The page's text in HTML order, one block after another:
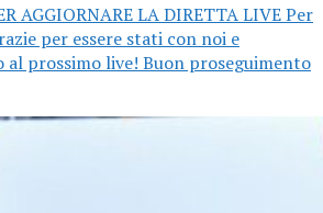
AGGIORNARE LA DIRETTA LIVE Per
per essere stati con noi e
prossimo live! Buon proseguimento